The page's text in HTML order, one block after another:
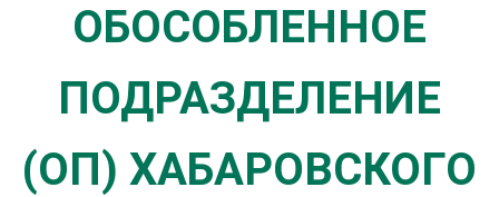
ОБОСОБЛЕННОЕ
ПОДРАЗДЕЛЕНИЕ
(ОП) ХАБАРОВСКОГО